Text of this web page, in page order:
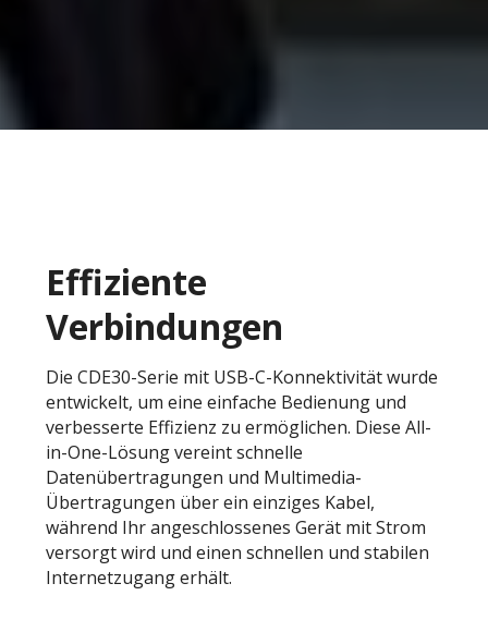
Effiziente
Verbindungen
Die CDE30-Serie mit USB-C-Konnektivität wurde
entwickelt, um eine einfache Bedienung und
verbesserte Effizienz zu ermöglichen. Diese All-
in-One-Lösung vereint schnelle
Datenübertragungen und Multimedia-
Übertragungen über ein einziges Kabel,
während Ihr angeschlossenes Gerät mit Strom
versorgt wird und einen schnellen und stabilen
Internetzugang erhält.